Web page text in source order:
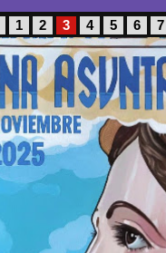
1 2 3 4 5 6 7